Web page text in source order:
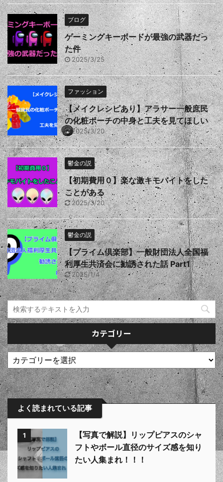
ブログ
ゲーミングキーボードが最強の武器だっ
た件
2025/3/25
ファッション
【メイクレシピあり】アラサー一般庶民
の化粧ポーチの中身と工夫を見てほしい
2025/3/20
鬱金の説
【初期費用０】楽な激キモバイトをした
ことがある
2025/3/20
鬱金の説
【プライム倶楽部】一般財団法人全国福
利厚生共済会に勧誘された話 Part1
2025/1/4
カテゴリー
よく読まれている記事
1
【写真で解説】リップピアスのシャ
フトやボール直径のサイズ感を知り
たい人集まれ！！！